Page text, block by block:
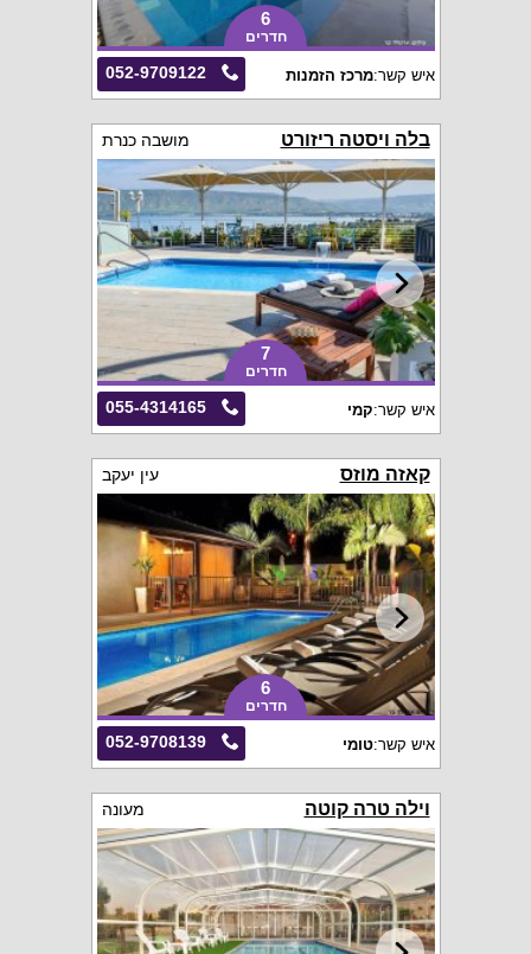
6
חדרים
052-9709122 איש קשר:מרכז הזמנות
בלה ויסטה ריזורט מושבה כנרת
7
חדרים
055-4314165 איש קשר:קמי
קאזה מוזס עין יעקב
6
חדרים
052-9708139 איש קשר:טומי
וילה טרה קוטה מעונה